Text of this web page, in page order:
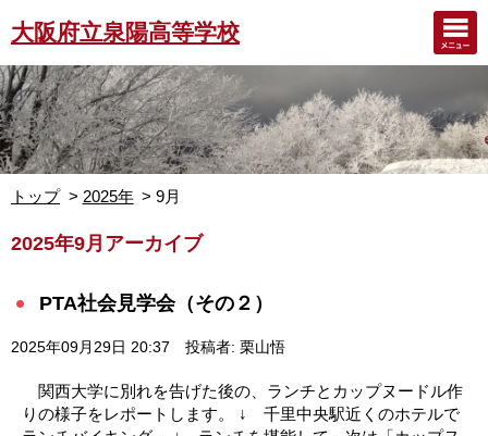
大阪府立泉陽高等学校
トップ 2025年 9月
2025年9月アーカイブ
PTA社会見学会（その２）
2025年09月29日 20:37 投稿者: 栗山悟
関西大学に別れを告げた後の、ランチとカップヌードル作
りの様子をレポートします。 ↓ 千里中央駅近くのホテルで